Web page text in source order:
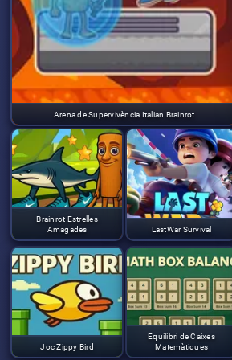
Arena de Supervivència Italian Brainrot
Brainrot Estrelles
Amagades
LastWar Survival
Joc Zippy Bird
Equilibri de Caixes
Matemàtiques